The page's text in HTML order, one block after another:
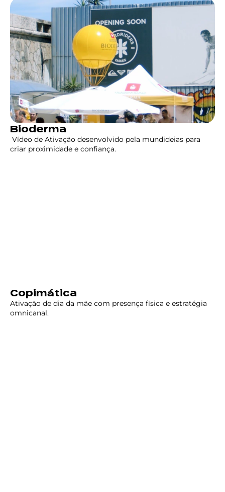
Bioderma
Vídeo de Ativação desenvolvido pela mundideias para
criar proximidade e confiança.
Copimática
Ativação de dia da mãe com presença física e estratégia
omnicanal.